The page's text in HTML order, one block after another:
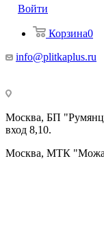
Войти
Корзина0
info@plitkaplus.ru
Москва, БП
вход 8,10.
Москва, МТК